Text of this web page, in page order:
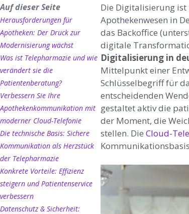
Die Digitalisierung ist
Apothekenwesen in
das Backoffice
digitale
Digitalisierung in
Mittelpunkt einer
Schlüsselbegriff für
entscheidenden
gestaltet aktiv die
der Moment, die
stellen. Die Cloud-
Auf dieser Seite
Herausforderungen für
Apotheken: Der Druck zur
Modernisierung wächst
Was ist Telepharmazie und wie
verändert sie die
Patientenberatung?
Verbessern Sie Ihre
Apothekenkommunikation mit
moderner Cloud-Telefonie
Die technische Basis: Sichere
Kommunikation als Herzstück
der Telepharmazie
Konkrete Vorteile: Effizienz
steigern und Patientenservice
verbessern
Datenschutz & Sicherheit: